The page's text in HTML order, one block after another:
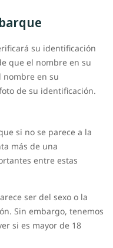
su identificación
que el nombre en su
nombre en su
de su identificación.
si no se parece a la
más de una
entre estas
ser del sexo o la
Sin embargo, tenemos
si es mayor de 18